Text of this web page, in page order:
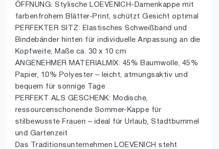
ÖFFNUNG: Stylische LOEVENICH-Damenkappe mit
farbenfrohem Blätter-Print, schützt Gesicht optimal
PERFEKTER SITZ: Elastisches Schweißband und
Bindebänder hinten für individuelle Anpassung an die
Kopfweite, Maße ca. 30 x 10 cm
ANGENEHMER MATERIALMIX: 45% Baumwolle, 45%
Papier, 10% Polyester – leicht, atmungsaktiv und
bequem für sonnige Tage
PERFEKT ALS GESCHENK: Modische,
ressourcenschonende Sommer-Kappe für
stilbewusste Frauen – ideal für Urlaub, Stadtbummel
und Gartenzeit
Das Traditionsunternehmen LOEVENICH steht